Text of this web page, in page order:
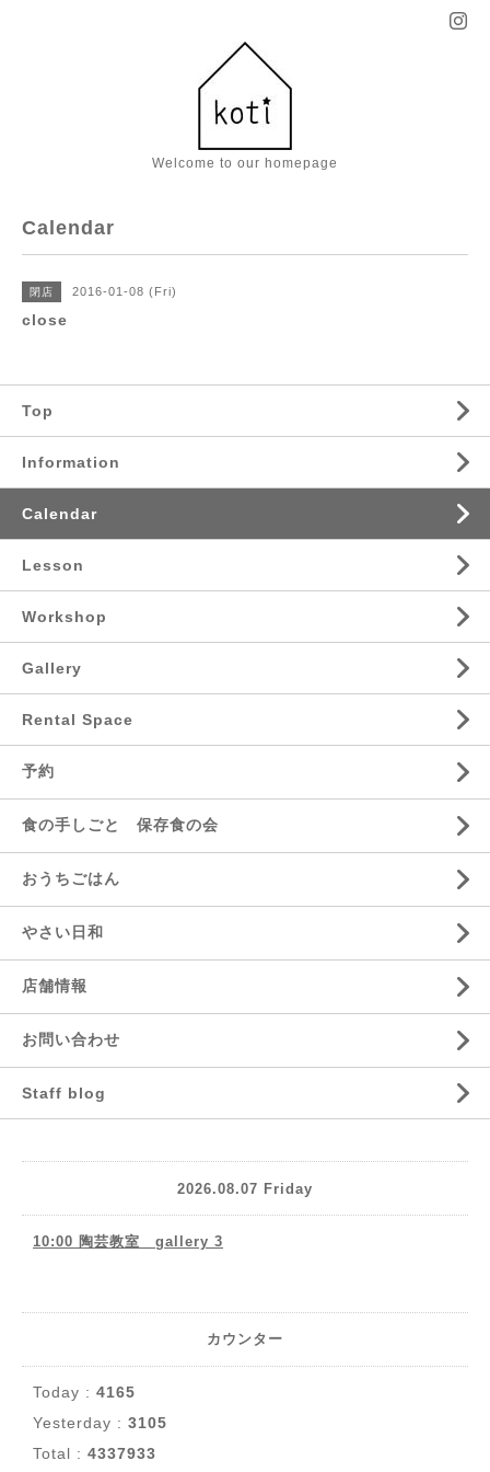
Welcome to our homepage
Calendar
閉店 2016-01-08 (Fri)
close
Top
Information
Calendar
Lesson
Workshop
Gallery
Rental Space
予約
食の手しごと 保存食の会
おうちごはん
やさい日和
店舗情報
お問い合わせ
Staff blog
2026.08.07 Friday
10:00 陶芸教室 gallery 3
カウンター
Today : 4165
Yesterday : 3105
Total : 4337933